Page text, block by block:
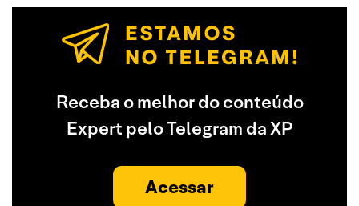
Receba o melhor do conteúdo
Expert pelo Telegram da XP
Acessar